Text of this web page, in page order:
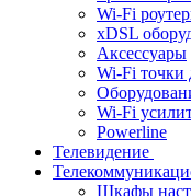
Wi-Fi
xDSL
Аксессуары
Wi-Fi точки
Wi-Fi
Powerline
Телевидение
Шкафы